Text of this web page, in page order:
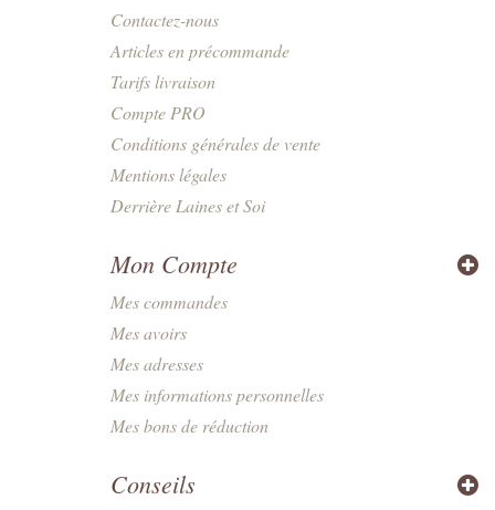
Contactez-nous
Articles en précommande
Tarifs livraison
Compte PRO
Conditions générales de vente
Mentions légales
Derrière Laines et Soi
Mon Compte
Mes commandes
Mes avoirs
Mes adresses
Mes informations personnelles
Mes bons de réduction
Conseils